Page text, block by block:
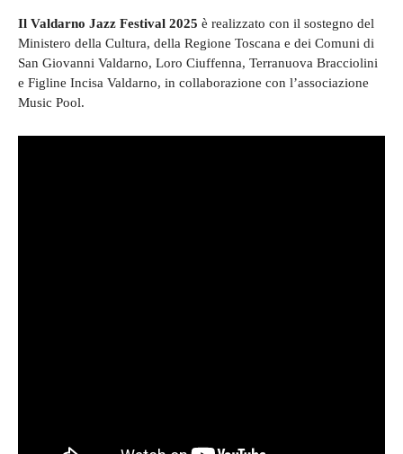
Il Valdarno Jazz Festival 2025 è realizzato con il sostegno del
Ministero della Cultura, della Regione Toscana e dei Comuni di
San Giovanni Valdarno, Loro Ciuffenna, Terranuova Bracciolini
e Figline Incisa Valdarno, in collaborazione con l’associazione
Music Pool.